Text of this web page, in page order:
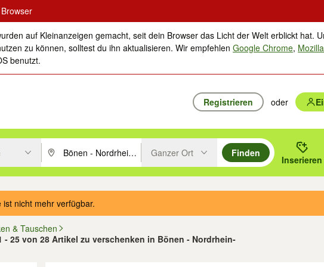
auf Kleinanzeigen gemacht, seit dein Browser das Licht der Welt erblickt hat.
zu können, solltest du ihn aktualisieren. Wir empfehlenGoogle Chrome,
benutzt.
Registrieren oder
oder Vorschläge mit den Pfeiltasten nach oben/unten durchsuchen und mit
PLZ oder Ort eingeben. Eingabetaste drücken um zu suchen, oder
Ganzer Ort
Finden
Inserieren
nicht mehr verfügbar.
& Tauschen
- 25 von 28 Artikel zu verschenken in Bönen - Nordrhein-